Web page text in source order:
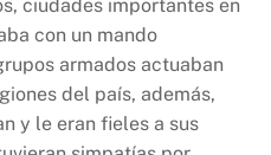
ciudades importantes en
con un mando
armados actuaban
del país, además,
y le eran fieles a sus